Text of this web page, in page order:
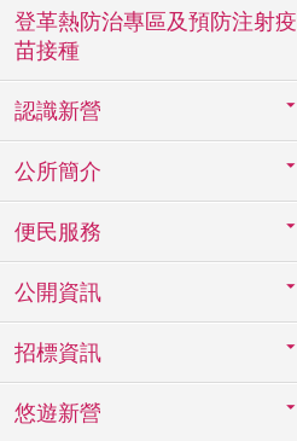
登革熱防治專區及預防注射疫
苗接種
認識新營
公所簡介
便民服務
公開資訊
招標資訊
悠遊新營